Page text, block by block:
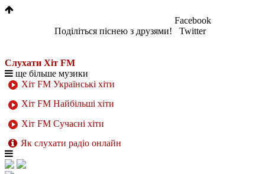
Поділіться піснею з друзями!
Facebook
Twitter
Слухати Хіт FM
ще більше музики
Хіт FM Українські хіти
Хіт FM Найбільші хіти
Хіт FM Сучасні хіти
Як слухати радіо онлайн